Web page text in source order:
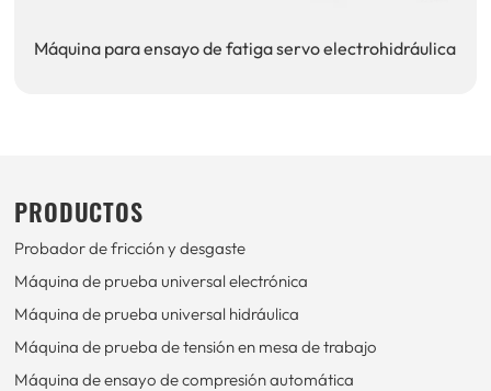
Máquina para ensayo de fatiga servo electrohidráulica
PRODUCTOS
Probador de fricción y desgaste
Máquina de prueba universal electrónica
Máquina de prueba universal hidráulica
Máquina de prueba de tensión en mesa de trabajo
Máquina de ensayo de compresión automática